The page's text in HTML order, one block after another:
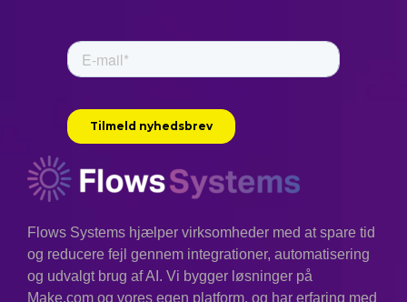
Flows Systems hjælper virksomheder med at spare tid
og reducere fejl gennem integrationer, automatisering
og udvalgt brug af AI. Vi bygger løsninger på
Make.com og vores egen platform, og har erfaring med